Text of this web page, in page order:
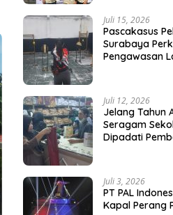
Juli 15, 2026
Pascakasus
Surabaya
Pengawasan
Juli 12, 2026
Jelang Tahun
Seragam
Dipadati
Juli 3, 2026
PT PAL
Kapal Perang